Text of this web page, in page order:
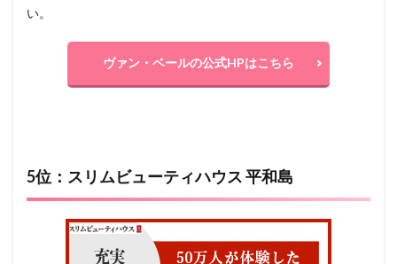
い。
ヴァン・ベールの公式HPはこちら
5位：スリムビューティハウス 平和島